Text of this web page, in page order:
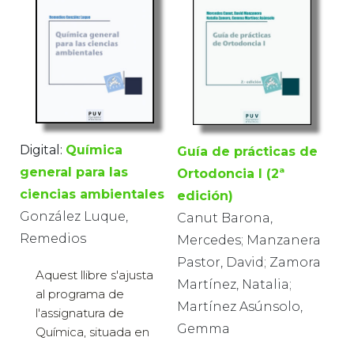
Digital: Química
general para las
ciencias ambientales
González Luque,
Remedios
Aquest llibre s'ajusta
al programa de
l'assignatura de
Química, situada en
Guía de prácticas de
Ortodoncia I (2ª
edición)
Canut Barona,
Mercedes; Manzanera
Pastor, David; Zamora
Martínez, Natalia;
Martínez Asúnsolo,
Gemma